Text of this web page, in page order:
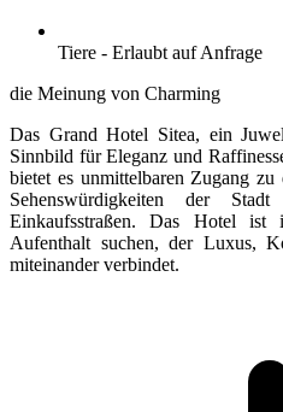
Tiere - Erlaubt auf Anfrage
die Meinung von Charming
Das Grand Hotel Sitea, ein
Sinnbild für Eleganz und
bietet es unmittelbaren Zugang
Sehenswürdigkeiten der
Einkaufsstraßen. Das Hotel ist
Aufenthalt suchen, der Luxus,
miteinander verbindet.